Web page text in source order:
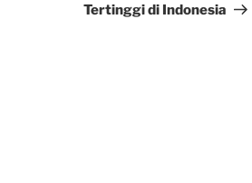
Tertinggi di Indonesia